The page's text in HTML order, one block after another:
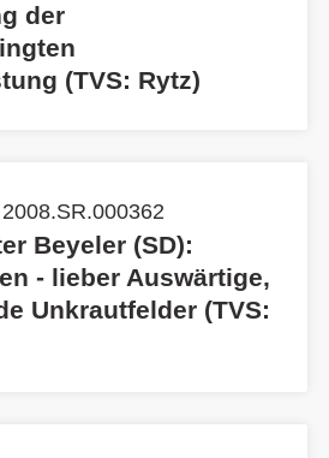
der
(TVS: Rytz)
Beyeler (SD):
- lieber Auswärtige,
Unkrautfelder (TVS: